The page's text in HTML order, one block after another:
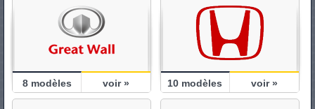
8modèles voir » 10 modèles voir »